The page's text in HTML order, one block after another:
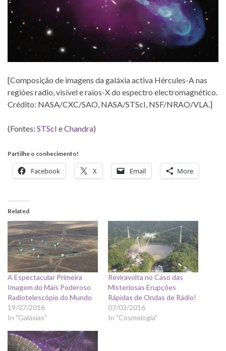
[Composição de imagens da galáxia activa Hércules-A nas
regiões radio, visível e raios-X do espectro electromagnético.
Crédito: NASA/CXC/SAO, NASA/STScI, NSF/NRAO/VLA.]
(Fontes: STScI eChandra)
Partilhe o conhecimento!
Facebook X Email More
Related
A Espectacular Primeira
Imagem do Mais Poderoso
Radiotelescópio do Mundo
19/07/2016
In "Galáxias"
Reviravolta no Caso das
Misteriosas Erupções
Rápidas de Ondas de Rádio!
07/03/2016
In "Cosmologia"